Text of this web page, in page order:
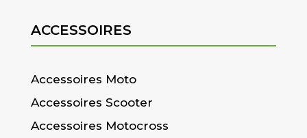
ACCESSOIRES
Accessoires Moto
Accessoires Scooter
Accessoires Motocross